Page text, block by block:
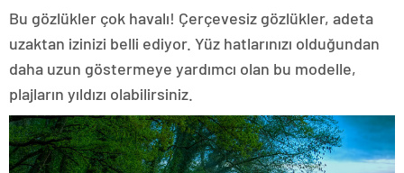
Bu gözlükler çok havalı! Çerçevesiz gözlükler, adeta
uzaktan izinizi belli ediyor. Yüz hatlarınızı olduğundan
daha uzun göstermeye yardımcı olan bu modelle,
plajların yıldızı olabilirsiniz.